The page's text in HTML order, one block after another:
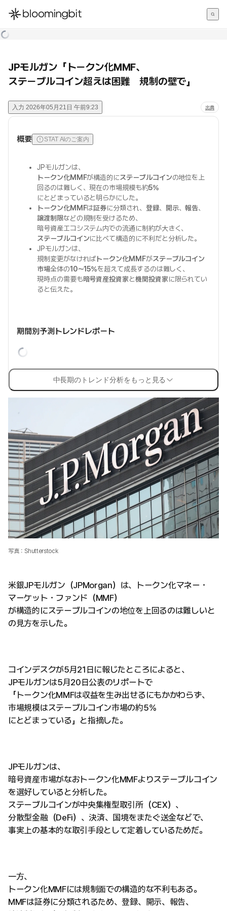
한국어
JPモルガン「トークン化MMF、
ステーブルコイン超えは困難 規制の壁で」
入力 2026年05月21日 午前9:23 出典
概要 STAT AIのご案内
JPモルガンは、
トークン化MMFが構造的にステーブルコインの地位を上
回るのは難しく、現在の市場規模も約5%
にとどまっていると明らかにした。
トークン化MMFは証券に分類され、 登録、 開示、報告、
譲渡制限などの規制を受けるため、
暗号資産エコシステム内での流通に制約が大きく、
ステーブルコインに比べて構造的に不利だと分析した。
JPモルガンは、
規制変更がなければトークン化MMFがステーブルコイン
市場全体の10〜15%を超えて成長するのは難しく、
現時点の需要も暗号資産投資家と機関投資家に限られてい
ると伝えた。
期間別予測トレンドレポート
中長期のトレンド分析をもっと見る
写真：Shutterstock
米銀JPモルガン（JPMorgan）は、トークン化マネー・
マーケット・ファンド（MMF）
が構造的にステーブルコインの地位を上回るのは難しいと
の見方を示した。
コインデスクが5月21日に報じたところによると、
JPモルガンは5月20日公表のリポートで
「トークン化MMFは収益を生み出せるにもかかわらず、
市場規模はステーブルコイン市場の約5%
にとどまっている」と指摘した。
JPモルガンは、
暗号資産市場がなおトークン化MMFよりステーブルコイン
を選好していると分析した。
ステーブルコインが中央集権型取引所（CEX）、
分散型金融（DeFi）、決済、国境をまたぐ送金などで、
事実上の基本的な取引手段として定着しているためだ。
一方、
トークン化MMFには規制面での構造的な不利もある。
MMFは証券に分類されるため、登録、開示、報告、